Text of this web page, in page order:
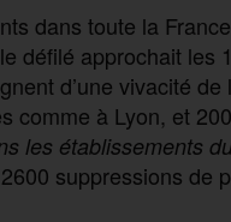
dans toute la
défilé approchait les
d’une vivacité de
comme à Lyon, et
les établissements
suppressions de